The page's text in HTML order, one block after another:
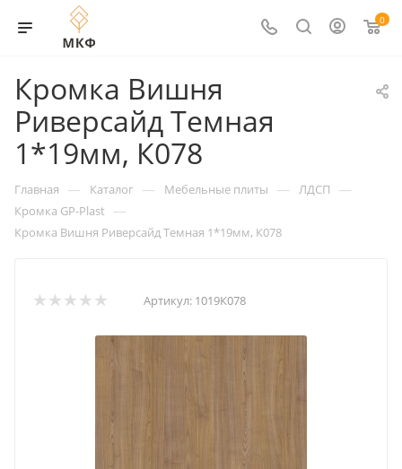
0
Кромка Вишня
Риверсайд Темная
1*19мм, К078
Главная — Каталог — Мебельные плиты — ЛДСП —
Кромка GP-Plast —
Кромка Вишня Риверсайд Темная 1*19мм, К078
Артикул: 1019К078